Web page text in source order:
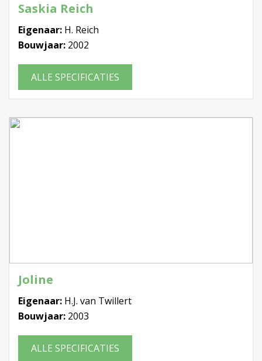
Saskia Reich
Eigenaar: H. Reich
Bouwjaar: 2002
ALLE SPECIFICATIES
Joline
Eigenaar: H.J. van Twillert
Bouwjaar: 2003
ALLE SPECIFICATIES